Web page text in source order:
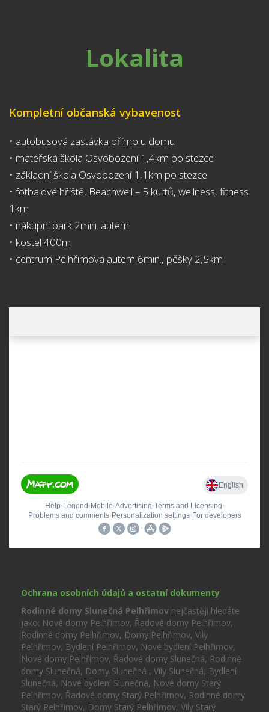
Lokalita
Kompletní občanská vybavenost
• autobusová zastávka přímo u domu
• mateřská škola Osvobození 1,4km po stezce
• základní škola Osvobození 1,1km po stezce
• fotbalové hřiště, Beachwell – 5 kurtů, wellness, fitness
1km
• nákupní park 2min. autem
• kostel 400m
• centrum Pelhřimova autem 6min., pěšky 2,5km
Ochrana osobních údajů a ostatní dokumenty
Rodinné domy Slunečná Pelhřimov nejčastěji hledáte
jako: Nové domy Pelhřimov, Řadové domy Pelhřimov,
Rodinné domy Pelhřimov, Domy Pelhřimov, Vily
Pelhřimov, Bydlení Pelhřimov, Nové bydlení Pelhřimov,
Nové domy Pelhřimov, Řadové domy Slunečná, Rodinné
domy Slunečná, Domy Slunečná , Vily Slunečná, Bydlení
Slunečná, Nové bydlení Slunečná, Nové domy Starý
Pelhřimov, Řadové domy Starý Pelhřimov, Rodinné domy
Starý Pelhřimov, Domy Starý Pelhřimov, Vily Starý